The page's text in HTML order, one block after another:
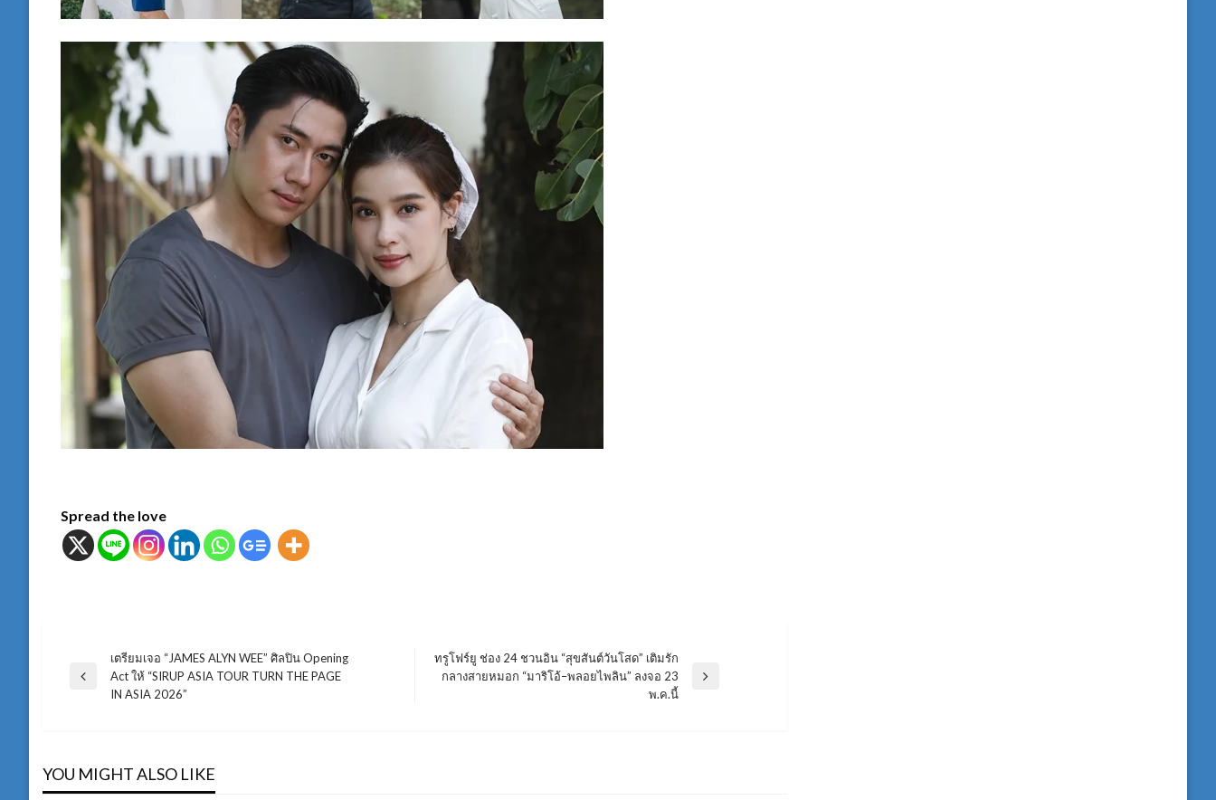
Spread the love
แนะแนว
Previous
เตรียมเจอ “JAMES ALYN WEE” ศิลปิน Opening
Act ให้ “SIRUP ASIA TOUR TURN THE PAGE
IN ASIA 2026”
Next
ทรูโฟร์ยู ช่อง 24 ชวนอิน “สุขสันต์วันโสด” เติมรัก
กลางสายหมอก “มาริโอ้–พลอยไพลิน” ลงจอ 23
พ.ค.นี้
YOU MIGHT ALSO LIKE